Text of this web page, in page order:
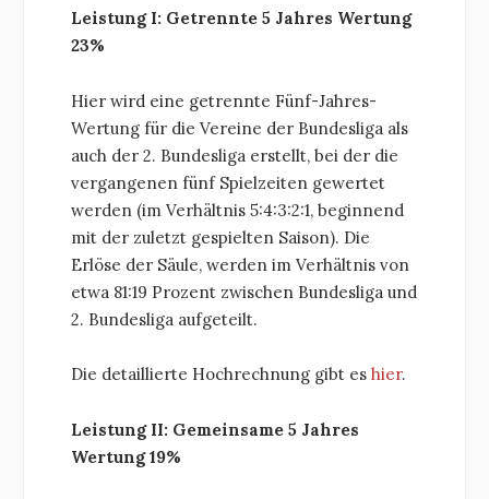
Leistung I: Getrennte 5 Jahres Wertung
23%
Hier wird eine getrennte Fünf-Jahres-
Wertung für die Vereine der Bundesliga als
auch der 2. Bundesliga erstellt, bei der die
vergangenen fünf Spielzeiten gewertet
werden (im Verhältnis 5:4:3:2:1, beginnend
mit der zuletzt gespielten Saison). Die
Erlöse der Säule, werden im Verhältnis von
etwa 81:19 Prozent zwischen Bundesliga und
2. Bundesliga aufgeteilt.
Die detaillierte Hochrechnung gibt es hier.
Leistung II: Gemeinsame 5 Jahres
Wertung 19%